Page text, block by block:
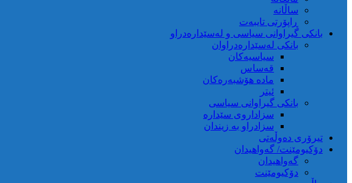
ساڵانە
ڕاپۆرتی تایبەت
بانکی گیراوانی سیاسی و لەسێدارەدراو
بانکی لەسێدارەدراوان
سیاسیەکان
قەساس
مادە هۆشبەرەکان
ئیتر
بانکی گیراوانی سیاسی
سزاداروی سێدارە
سزادراو بە زیندان
تیرۆری دەوڵەتی
دۆکیومێنت/ گەواهیدان
گەواهیدان
دۆکیومێنت